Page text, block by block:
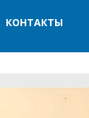
КОНТАКТЫ